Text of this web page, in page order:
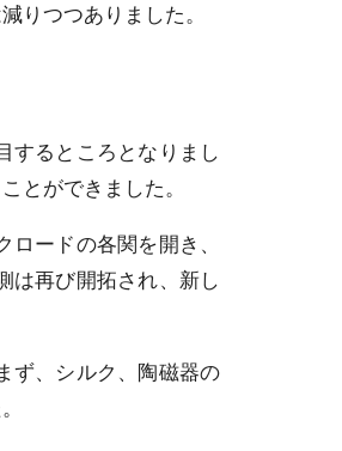
りつつありました。
するところとなりまし
とができました。
ードの各関を開き、
は再び開拓され、新し
ず、シルク、陶磁器の